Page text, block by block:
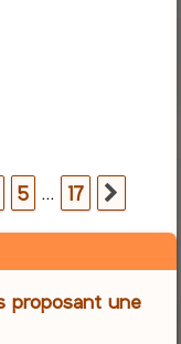
c
h
5 … 17
proposant une